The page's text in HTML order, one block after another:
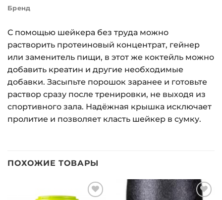
Бренд
С помощью шейкера без труда можно
растворить протеиновый концентрат, гейнер
или заменитель пищи, в этот же коктейль можно
добавить креатин и другие необходимые
добавки. Засыпьте порошок заранее и готовьте
раствор сразу после тренировки, не выходя из
спортивного зала. Надёжная крышка исключает
пролитие и позволяет класть шейкер в сумку.
ПОХОЖИЕ ТОВАРЫ